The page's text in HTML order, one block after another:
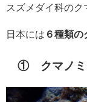
スズメダイ科のク
日本には ６種類の
① クマノミ